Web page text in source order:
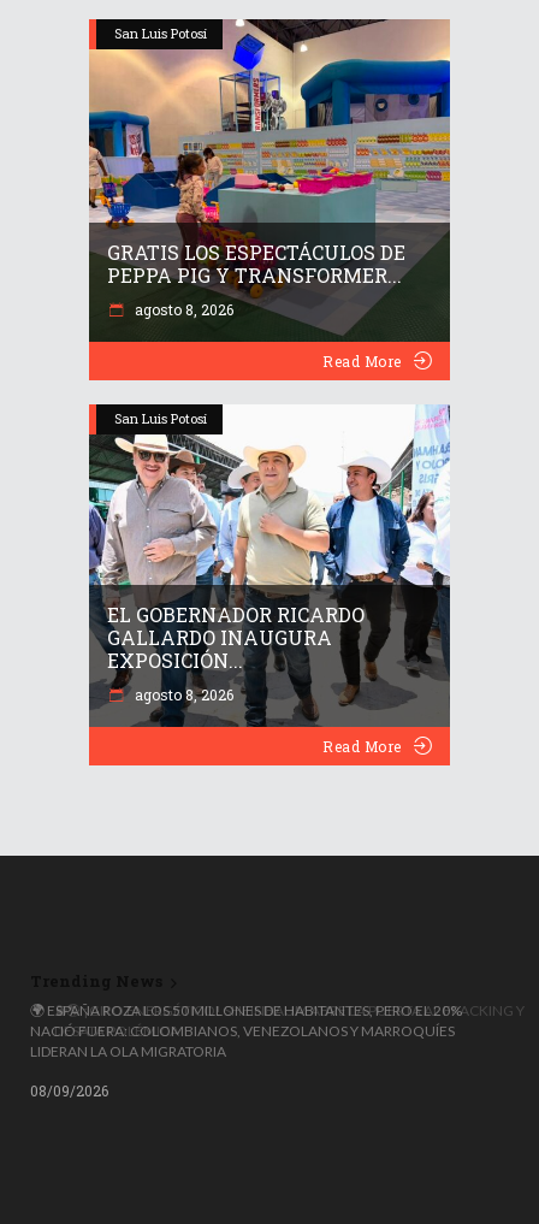
San Luis Potosí
GRATIS LOS ESPECTÁCULOS DE
PEPPA PIG Y TRANSFORMER...
agosto 8, 2026
Read More
San Luis Potosí
EL GOBERNADOR RICARDO
GALLARDO INAUGURA
EXPOSICIÓN...
agosto 8, 2026
Read More
🌍 ESPAÑA ROZA LOS 50 MILLONES DE HABITANTES, PERO EL 20%
NACIÓ FUERA: COLOMBIANOS, VENEZOLANOS Y MARROQUÍES
LIDERAN LA OLA MIGRATORIA
08/09/2026